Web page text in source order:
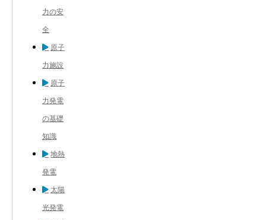
力の安
全
原子
力施設
原子
力発電
の基礎
知識
地熱
発電
太陽
光発電